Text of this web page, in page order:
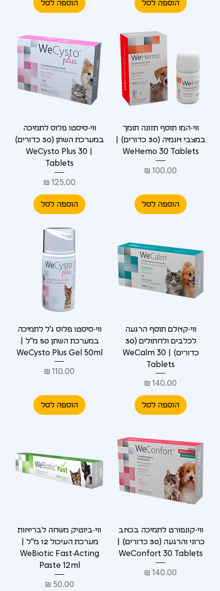
הוספה לסל הוספה לסל
ווי-המו תוסף תזונה תומך
במצבי אנמיה (30 כדורים) |
WeHemo 30 Tablets
מחיר
הוספה לסל
ווי-סיסטו פלוס לתמיכה
במערכת השתן (30 כדורים)
| WeCysto Plus 30
Tablets
מחיר
הוספה לסל
ווי-קאלם תוסף הרגעה
לכלבים ולחתולים (30
כדורים) | WeCalm 30
Tablets
מחיר
הוספה לסל
ווי-סיסטו פלוס ג'ל לתמיכה
במערכת השתן 50 מ"ל |
WeCysto Plus Gel 50ml
מחיר
הוספה לסל
ווי-קונפורט לתמיכה בכאב
כרוני והרגעה (30 כדורים) |
WeConfort 30 Tablets
מחיר
ווי-ביוטיק משחה לבריאות
מערכת העיכול 12 מ"ל |
WeBiotic Fast-Acting
Paste 12ml
מחיר